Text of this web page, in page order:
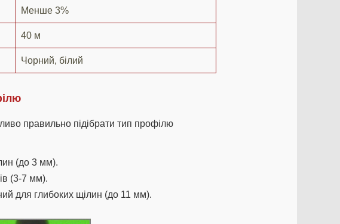
Менше 3%
40 м
Чорний, білий
правильно підібрати тип профілю
(до 3 мм).
(3-7 мм).
для глибоких щілин (до 11 мм).